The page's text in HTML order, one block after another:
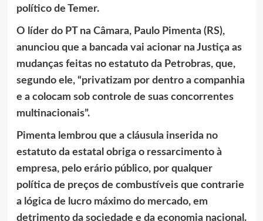
político de Temer.
O líder do PT na Câmara, Paulo Pimenta (RS),
anunciou que a bancada vai acionar na Justiça as
mudanças feitas no estatuto da Petrobras, que,
segundo ele, “privatizam por dentro a companhia
e a colocam sob controle de suas concorrentes
multinacionais”.
Pimenta lembrou que a cláusula inserida no
estatuto da estatal obriga o ressarcimento à
empresa, pelo erário público, por qualquer
política de preços de combustíveis que contrarie
a lógica de lucro máximo do mercado, em
detrimento da sociedade e da economia nacional.